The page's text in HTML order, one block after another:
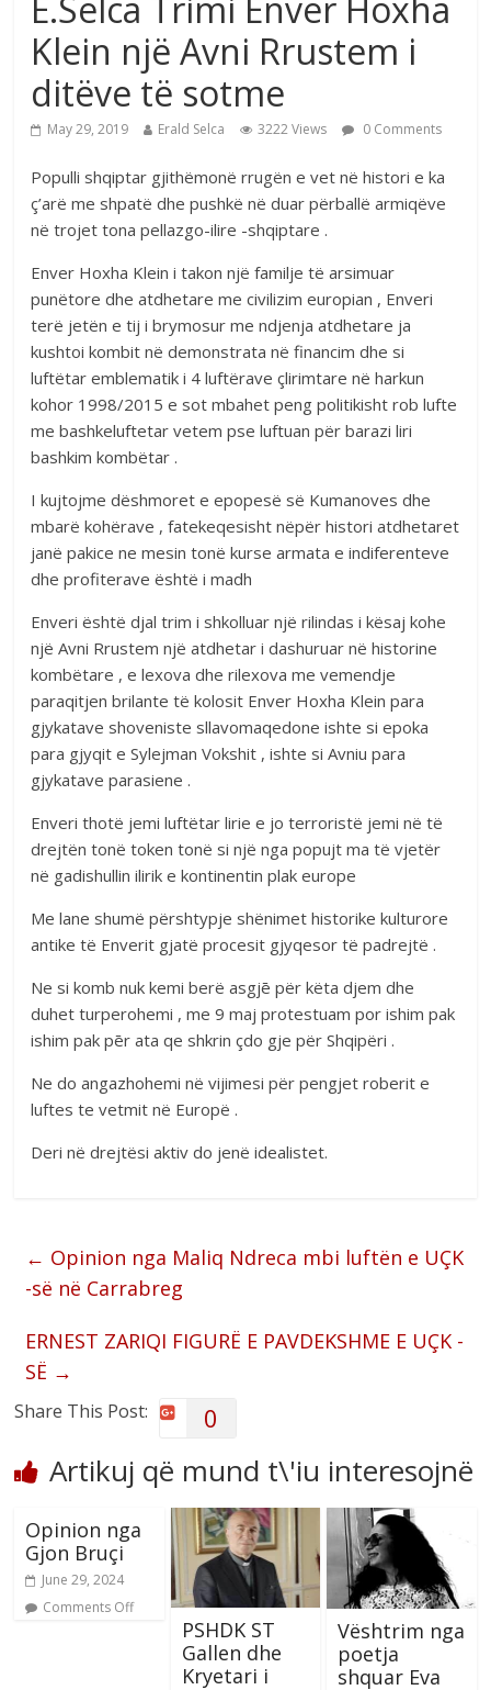
E.Selca Trimi Enver Hoxha
Klein një Avni Rrustem i
ditëve të sotme
May 29, 2019 Erald Selca 3222 Views 0 Comments
Populli shqiptar gjithëmonë rrugën e vet në histori e ka
ç’arë me shpatë dhe pushkë në duar përballë armiqëve
në trojet tona pellazgo-ilire -shqiptare .
Enver Hoxha Klein i takon një familje të arsimuar
punëtore dhe atdhetare me civilizim europian , Enveri
terë jetën e tij i brymosur me ndjenja atdhetare ja
kushtoi kombit në demonstrata në financim dhe si
luftëtar emblematik i 4 luftërave çlirimtare në harkun
kohor 1998/2015 e sot mbahet peng politikisht rob lufte
me bashkeluftetar vetem pse luftuan për barazi liri
bashkim kombëtar .
I kujtojme dëshmoret e epopesë së Kumanoves dhe
mbarë kohërave , fatekeqesisht nëpër histori atdhetaret
janë pakice ne mesin tonë kurse armata e indiferenteve
dhe profiterave është i madh
Enveri është djal trim i shkolluar një rilindas i kësaj kohe
një Avni Rrustem një atdhetar i dashuruar në historine
kombëtare , e lexova dhe rilexova me vemendje
paraqitjen brilante të kolosit Enver Hoxha Klein para
gjykatave shoveniste sllavomaqedone ishte si epoka
para gjyqit e Sylejman Vokshit , ishte si Avniu para
gjykatave parasiene .
Enveri thotë jemi luftëtar lirie e jo terroristë jemi në të
drejtën tonë token tonë si një nga popujt ma të vjetër
në gadishullin ilirik e kontinentin plak europe
Me lane shumë përshtypje shënimet historike kulturore
antike të Enverit gjatë procesit gjyqesor të padrejtë .
Ne si komb nuk kemi berë asgjē për këta djem dhe
duhet turperohemi , me 9 maj protestuam por ishim pak
ishim pak pēr ata qe shkrin çdo gje për Shqipëri .
Ne do angazhohemi në vijimesi për pengjet roberit e
luftes te vetmit në Europë .
Deri në drejtësi aktiv do jenë idealistet.
← Opinion nga Maliq Ndreca mbi luftën e UÇK
-së në Carrabreg
ERNEST ZARIQI FIGURË E PAVDEKSHME E UÇK -
SË →
Share This Post: 0
Artikuj që mund t\'iu interesojnë
Opinion nga
Gjon Bruçi
June 29, 2024
Comments Off
PSHDK ST
Gallen dhe
Kryetari i
Vështrim nga
poetja
shquar Eva